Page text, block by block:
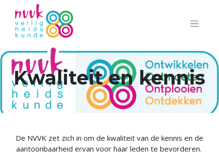
Kwaliteit en kennis
De NVVK zet zich in om de kwaliteit van de kennis en de
aantoonbaarheid ervan voor haar leden te bevorderen.